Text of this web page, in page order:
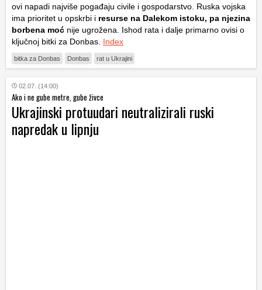
ovi napadi najviše pogađaju civile i gospodarstvo. Ruska vojska
ima prioritet u opskrbi i resurse na Dalekom istoku, pa njezina
borbena moć nije ugrožena. Ishod rata i dalje primarno ovisi o
ključnoj bitki za Donbas. Index
bitka za Donbas Donbas rat u Ukrajini
02.07. (14:00)
Ako i ne gube metre, gube živce
Ukrajinski protuudari neutralizirali ruski
napredak u lipnju